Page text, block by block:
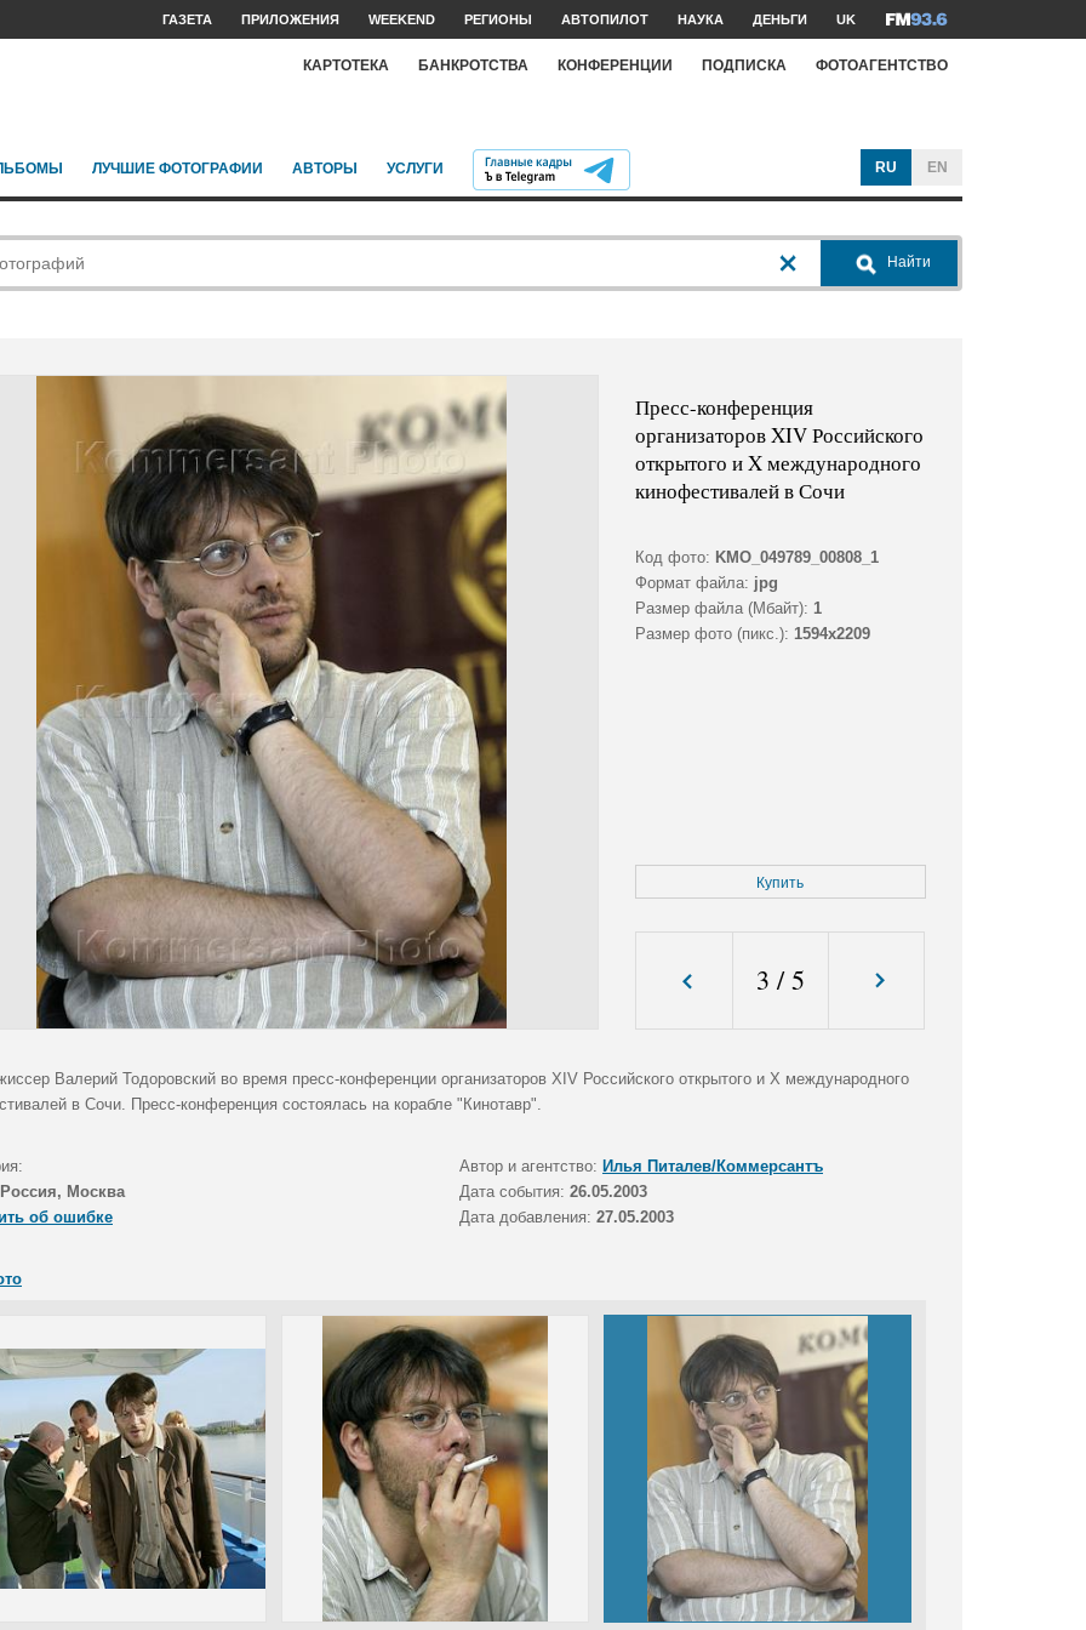
ГАЗЕТА ПРИЛОЖЕНИЯ WEEKEND РЕГИОНЫ АВТОПИЛОТ НАУКА ДЕНЬГИ UK
КАРТОТЕКА БАНКРОТСТВА КОНФЕРЕНЦИИ ПОДПИСКА ФОТОАГЕНТСТВО
ЛУЧШИЕ ФОТОГРАФИИ АВТОРЫ УСЛУГИ RU EN
Найти
Пресс-конференция
организаторов XIV Российского
открытого и X международного
кинофестивалей в Сочи
Код фото: KMO_049789_00808_1
Формат файла: jpg
Размер файла (Мбайт): 1
Размер фото (пикс.): 1594x2209
Купить
3 /5
Валерий Тодоровский во время пресс-конференции организаторов XIV Российского открытого и X международного
в Сочи. Пресс-конференция состоялась на корабле "Кинотавр".
Автор и агентство: Илья Питалев/Коммерсантъ
Россия, Москва Дата события: 26.05.2003
об ошибке
Дата добавления: 27.05.2003